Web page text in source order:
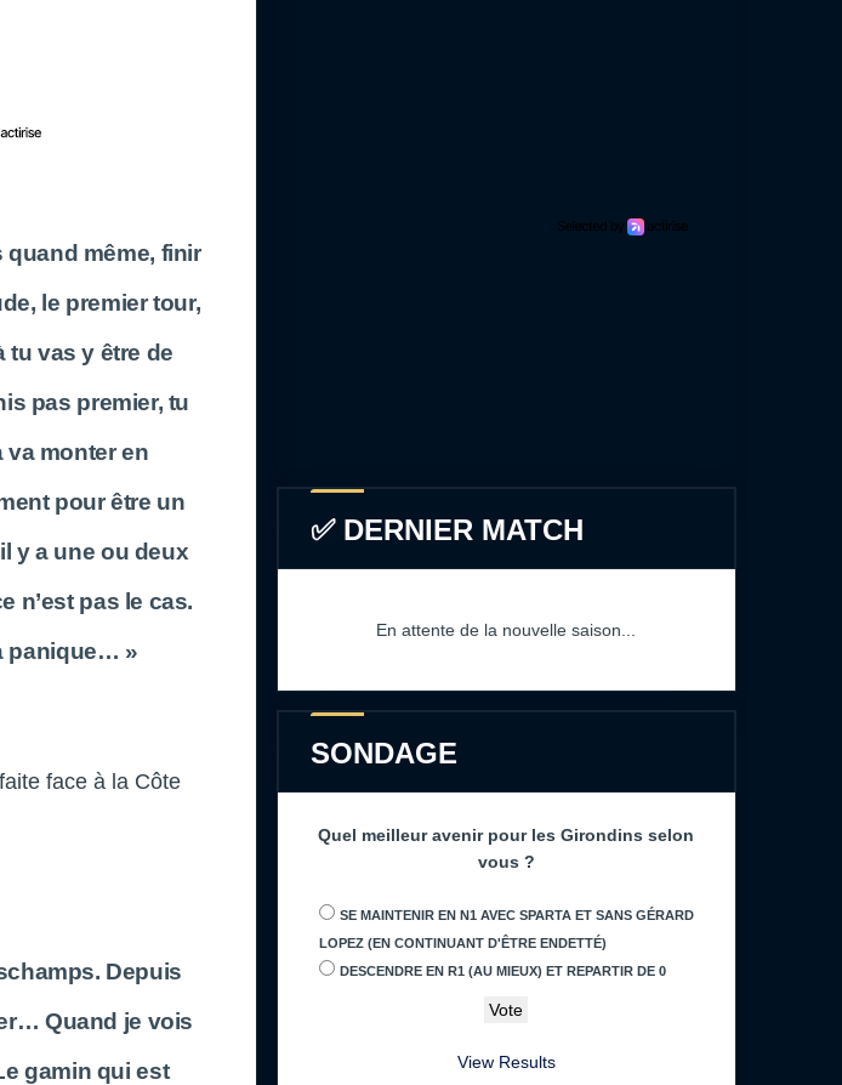
quand même, finir
le premier tour,
tu vas y être de
pas premier, tu
va monter en
pour être un
y a une ou deux
n’est pas le cas.
panique… »
face à la Côte
Depuis
Quand je vois
gamin qui est
✅ DERNIER MATCH
En attente de la nouvelle saison...
SONDAGE
Quel meilleur avenir pour les Girondins selon
vous ?
SE MAINTENIR EN N1 AVEC SPARTA ET SANS GÉRARD
LOPEZ (EN CONTINUANT D'ÊTRE ENDETTÉ)
DESCENDRE EN R1 (AU MIEUX) ET REPARTIR DE 0
View Results